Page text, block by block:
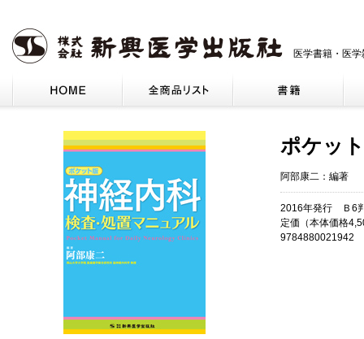
医学書籍・医
ポケッ
阿部康二：編著
2016年発行 Ｂ6
定価（本体価格
9784880021942